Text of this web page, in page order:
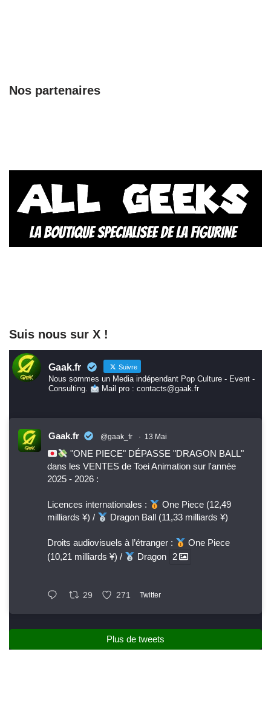
Nos partenaires
Suis nous sur X !
Gaak.fr Suivre
Nous sommes un Media indépendant Pop Culture - Event -
Consulting.
Mail pro : contacts@gaak.fr
Gaak.fr @gaak_fr · 13 Mai
"ONE PIECE" DÉPASSE "DRAGON BALL"
dans les VENTES de Toei Animation sur l'année
2025 - 2026 :
Licences internationales :
One Piece (12,49
milliards ¥) /
Dragon Ball (11,33 milliards ¥)
Droits audiovisuels à l’étranger :
One Piece
(10,21 milliards ¥) /
Dragon 2
29 271 Twitter
Plus de tweets